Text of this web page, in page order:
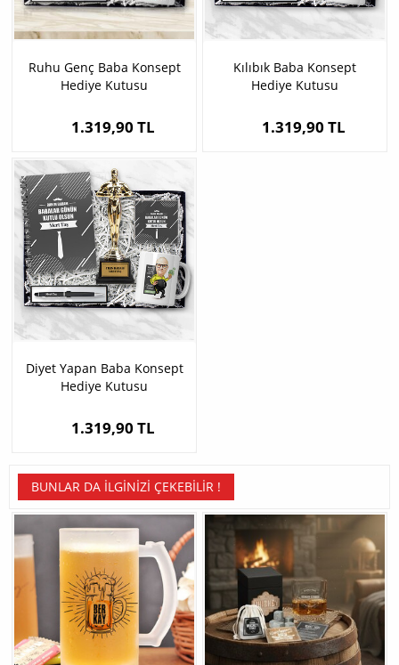
Ruhu Genç Baba Konsept
Hediye Kutusu
1.319,90 TL
Kılıbık Baba Konsept
Hediye Kutusu
1.319,90 TL
Diyet Yapan Baba Konsept
Hediye Kutusu
1.319,90 TL
BUNLAR DA İLGINIZI ÇEKEBILIR !